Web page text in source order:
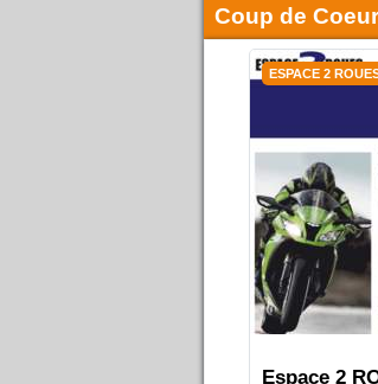
Coup de
ESPACE 2
Espace 2